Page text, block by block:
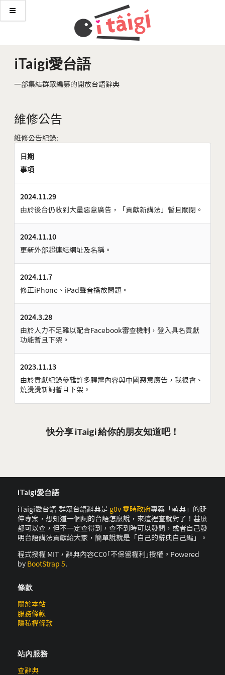
iTaigi愛台語
一部集結群眾編纂的開放台語辭典
維修公告
維修公告紀錄:
日期
事項
2024.11.29
由於後台仍收到大量惡意廣告，「貢獻新講法」暫且關閉。
2024.11.10
更新外部超連結網址及名稱。
2024.11.7
修正iPhone、iPad聲音播放問題。
2024.3.28
由於人力不足難以配合Facebook審查機制，登入具名貢獻
功能暫且下架。
2023.11.13
由於貢獻紀錄參雜許多腥羶內容與中國惡意廣告，我很會、
燒燙燙新詞暫且下架。
快分享 iTaigi 給你的朋友知道吧！
iTaigi愛台語
iTaigi愛台語-群眾台語辭典是 g0v 零時政府專案「萌典」的延
伸專案，想知道一個詞的台語怎麼說，來這裡查就對了！甚麼
都可以查，但不一定查得到，查不到時可以發問，或者自己發
明台語講法貢獻給大家，簡單說就是「自己的辭典自己編」。
程式授權 MIT，辭典內容CC0｢不保留權利｣授權。Powered
by BootStrap 5.
條款
關於本站
服務條款
隱私權條款
站內服務
查辭典